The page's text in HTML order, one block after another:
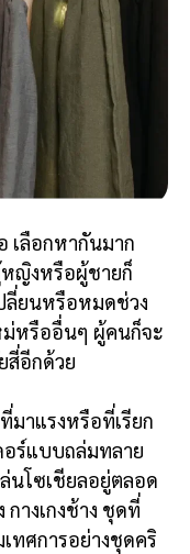
เลือกหากันมาก
ญิงหรือผู้ชายก็
ลี่ยนหรือหมดช่วง
ม่หรืออื่นๆ ผู้คนก็จะ
สี่อีกด้วย
มาแรงหรือที่เรียก
อร์แบบถล่มทลาย
นโซเชียลอยู่ตลอด
างเกงช้าง ชุดที่
ทศการอย่างชุดคริ